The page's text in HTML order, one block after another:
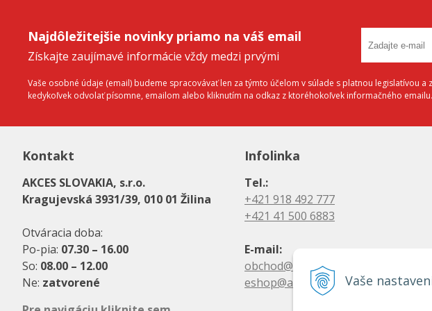
Vaše
Najdôležitejšie novinky priamo na váš email
Získajte zaujímavé informácie vždy medzi prvými
Vaše osobné údaje (email) budeme spracovávať len za týmto účelom v súlade s platnou legislatívou
kedykoľvek odvolať písomne, emailom alebo kliknutím na odkaz z ktoréhokoľvek informačného emailu.
Kontakt
AKCES SLOVAKIA, s.r.o.
Kragujevská 3931/39, 010 01 Žilina
Otváracia doba:
Po-pia: 07.30 – 16.00
So: 08.00 – 12.00
Ne: zatvorené
Infolinka
Tel.:
+421 918 492 777
+421 41 500 6883
E-mail:
obchod@akces.sk
eshop@akces.sk